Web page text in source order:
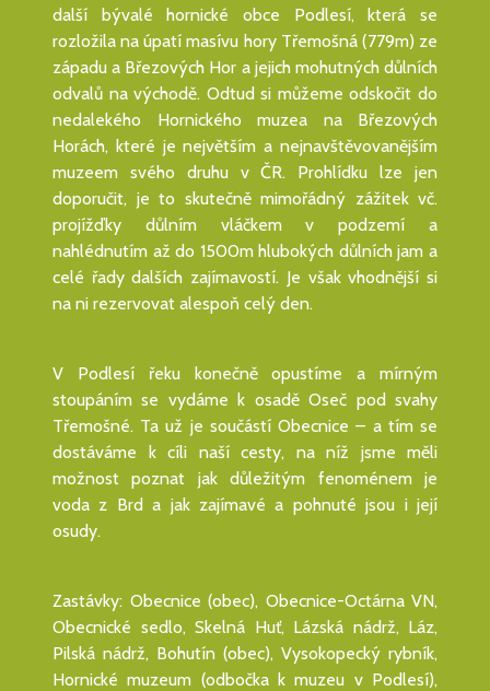
další bývalé hornické obce Podlesí, která se
rozložila na úpatí masívu hory Třemošná (779m) ze
západu a Březových Hor a jejich mohutných důlních
odvalů na východě. Odtud si můžeme odskočit do
nedalekého Hornického muzea na Březových
Horách, které je největším a nejnavštěvovanějším
muzeem svého druhu v ČR. Prohlídku lze jen
doporučit, je to skutečně mimořádný zážitek vč.
projížďky důlním vláčkem v podzemí a
nahlédnutím až do 1500m hlubokých důlních jam a
celé řady dalších zajímavostí. Je však vhodnější si
na ni rezervovat alespoň celý den.
V Podlesí řeku konečně opustíme a mírným
stoupáním se vydáme k osadě Oseč pod svahy
Třemošné. Ta už je součástí Obecnice – a tím se
dostáváme k cíli naší cesty, na níž jsme měli
možnost poznat jak důležitým fenoménem je
voda z Brd a jak zajímavé a pohnuté jsou i její
osudy.
Zastávky: Obecnice (obec), Obecnice-Octárna VN,
Obecnické sedlo, Skelná Huť, Lázská nádrž, Láz,
Pilská nádrž, Bohutín (obec), Vysokopecký rybník,
Hornické muzeum (odbočka k muzeu v Podlesí),